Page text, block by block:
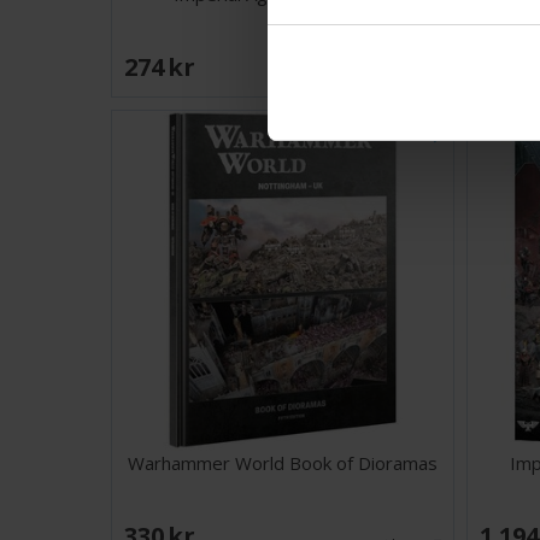
274 SEK
Warhammer World Book of Dioramas